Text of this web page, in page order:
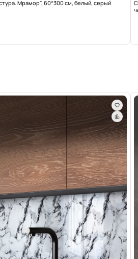
Мрамор", 60*300 см, белый, серый